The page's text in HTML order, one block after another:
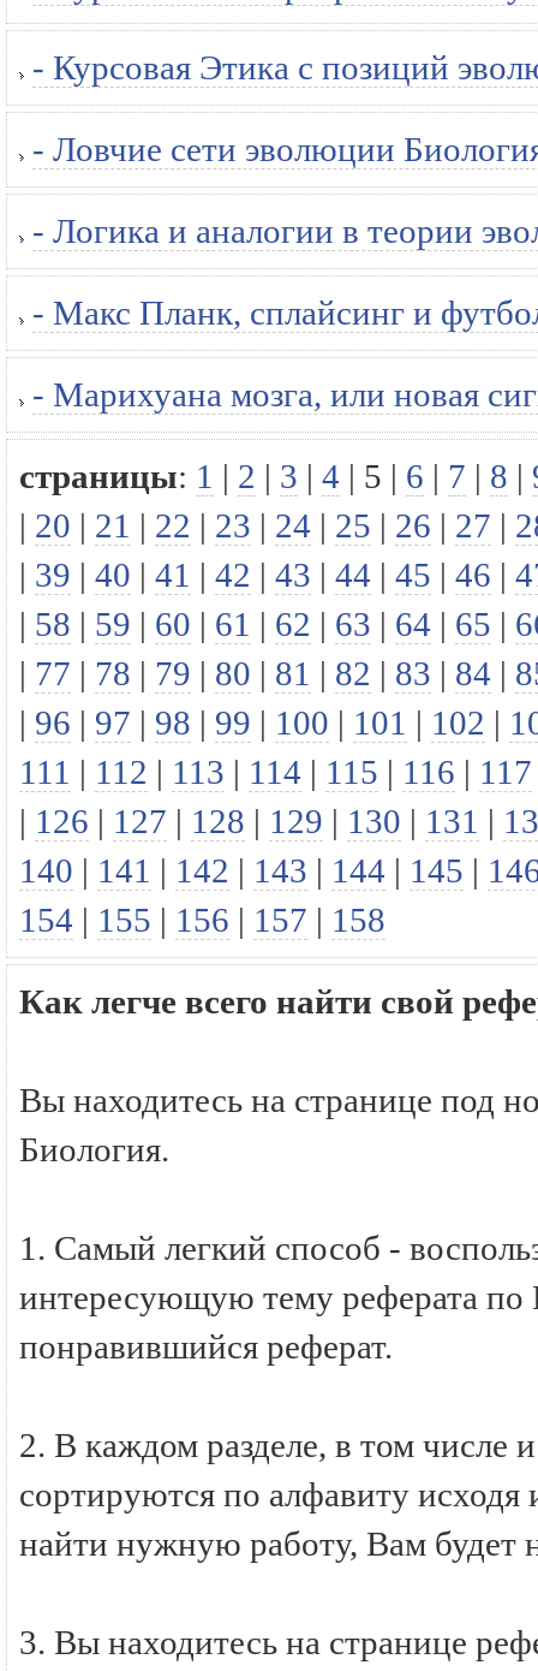
- Курсовая Этика с позиций
- Ловчие сети эволюции
- Логика и аналогии в теории
- Макс Планк, сплайсинг и
- Марихуана мозга, или новая
страницы: 1 | 2 | 3 | 4 | 5 | 6 | 7 | 8 |
| 20 | 21 | 22 | 23 | 24 | 25 | 26 | 27 |
| 39 | 40 | 41 | 42 | 43 | 44 | 45 | 46 |
| 58 | 59 | 60 | 61 | 62 | 63 | 64 | 65 |
| 77 | 78 | 79 | 80 | 81 | 82 | 83 | 84 |
| 96 | 97 | 98 | 99 | 100 | 101 | 102 |
111 | 112 | 113 | 114 | 115 | 116 | 117
| 126 | 127 | 128 | 129 | 130 | 131 |
140 | 141 | 142 | 143 | 144 | 145 |
154 | 155 | 156 | 157 | 158
Как легче всего найти свой
Вы находитесь на странице под
Биология.
1. Самый легкий способ -
интересующую тему реферата по
понравившийся реферат.
2. В каждом разделе, в том числе
сортируются по алфавиту исходя
найти нужную работу, Вам будет
3. Вы находитесь на странице